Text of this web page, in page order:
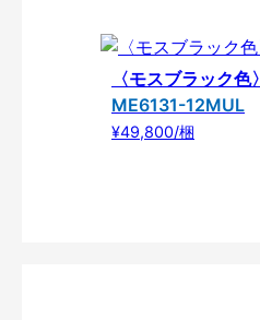
〈モスブラック色〉
ME6131-12MUL
¥49,800/梱